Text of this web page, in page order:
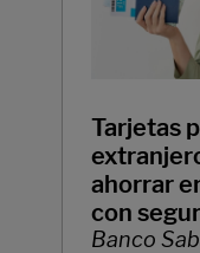
Tarjetas
ahorrar
con
Banco